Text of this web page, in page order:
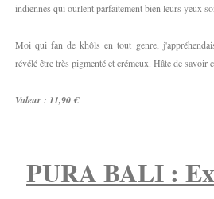
indiennes qui ourlent parfaitement bien leurs yeux
Moi qui fan de khôls en tout genre,
révélé être très pigmenté et crémeux. Hâte de savoir
Valeur : 11,90 €
PURA BALI :